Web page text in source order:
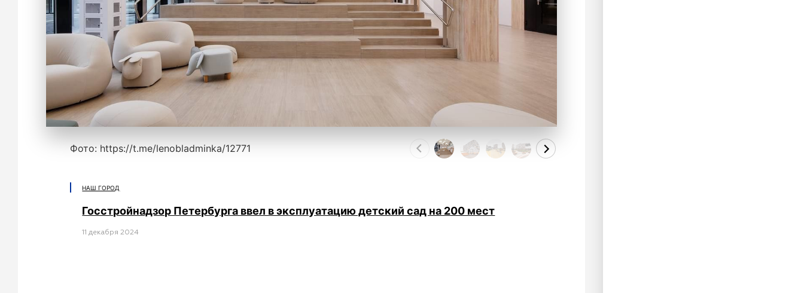
Фото: https://t.me/lenobladminka/12771
НАШ ГОРОД
Госстройнадзор Петербурга ввел в эксплуатацию детский сад на 200 мест
11 декабря 2024